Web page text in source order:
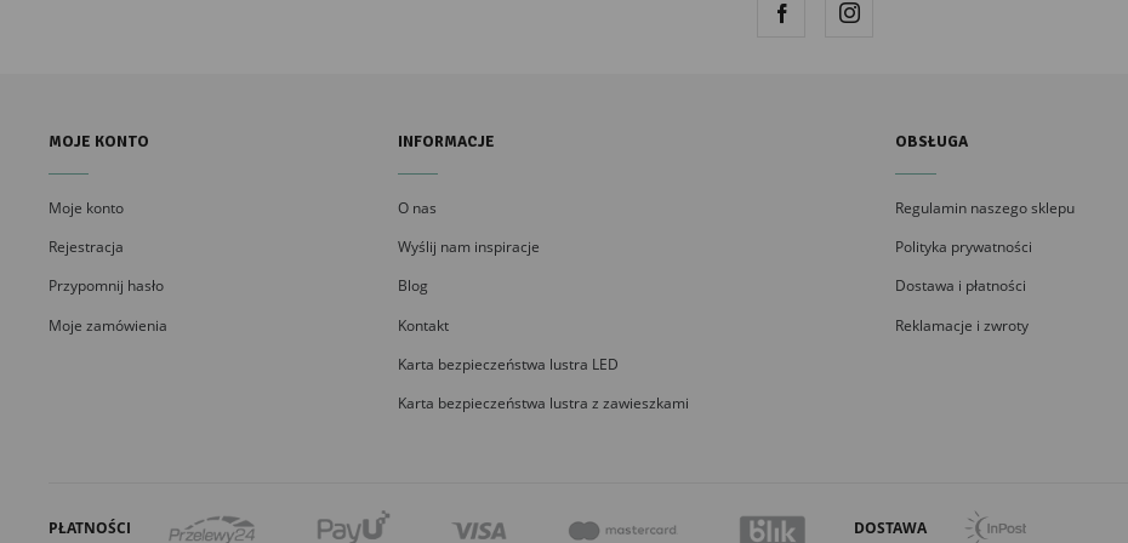
MOJE KONTO
Moje konto
Rejestracja
Przypomnij hasło
Moje zamówienia
INFORMACJE
O nas
Wyślij nam inspiracje
Blog
Kontakt
Karta bezpieczeństwa lustra LED
Karta bezpieczeństwa lustra z zawieszkami
OBSŁUGA
Regulamin naszego sklepu
Polityka prywatności
Dostawa i płatności
Reklamacje i zwroty
PŁATNOŚCI DOSTAWA